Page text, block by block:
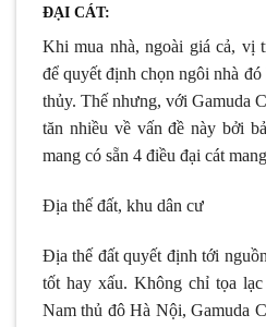
ĐẠI CÁT:
Khi mua nhà, ngoài giá cả, vị
để quyết định chọn ngôi nhà
thủy. Thế nhưng, với Gamuda
tăn nhiều về vấn đề này bởi
mang có sẵn 4 điều đại cát
Địa thế đất, khu dân cư
Địa thế đất quyết định tới
tốt hay xấu. Không chỉ tọa
Nam thủ đô Hà Nội, Gamuda